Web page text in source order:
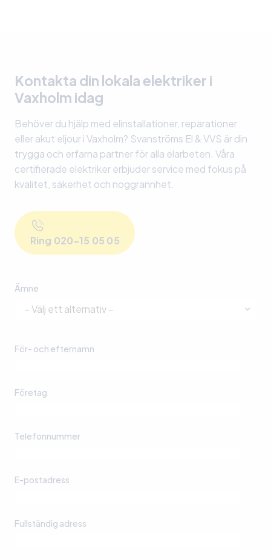
elcentralen, jordfel eller en överbelastning.
Kontakta oss för felsökning och åtgärd.
Kontakta din lokala elektriker i
Vaxholm idag
Behöver du hjälp med elinstallationer, reparationer
eller akut eljour i Vaxholm? Svanströms El & VVS är din
trygga och erfarna partner för alla elarbeten. Våra
certifierade elektriker erbjuder service med fokus på
kvalitet, säkerhet och noggrannhet.
Ring 020-15 05 05
Ämne
För- och efternamn
Företag
Telefonnummer
E-postadress
Fullständig adress